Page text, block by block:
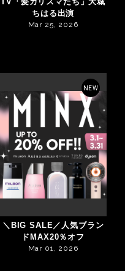
ちはる出演
Mar 25, 2026
NEW
＼BIG SALE／人気ブラン
ドMAX20％オフ
Mar 01, 2026